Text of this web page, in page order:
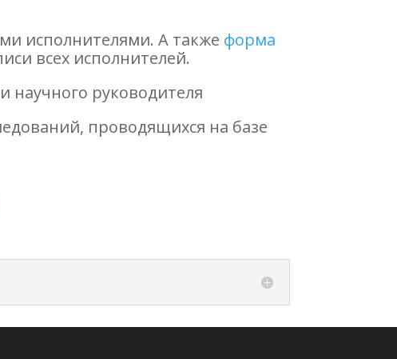
исполнителями. А также форма
всех исполнителей.
научного руководителя
проводящихся на базе